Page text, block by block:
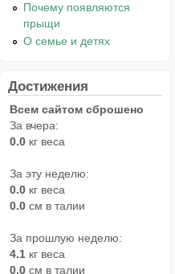
Почему появляются
прыщи
О семье и детях
Достижения
Всем сайтом сброшено
За вчера:
0.0 кг веса
За эту неделю:
0.0 кг веса
0.0 см в талии
За прошлую неделю:
4.1 кг веса
0.0 см в талии